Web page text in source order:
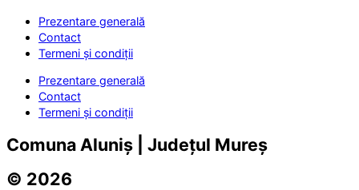
Prezentare generală
Contact
Termeni și condiții
Prezentare generală
Contact
Termeni și condiții
Comuna Aluniș | Județul Mureș
© 2026